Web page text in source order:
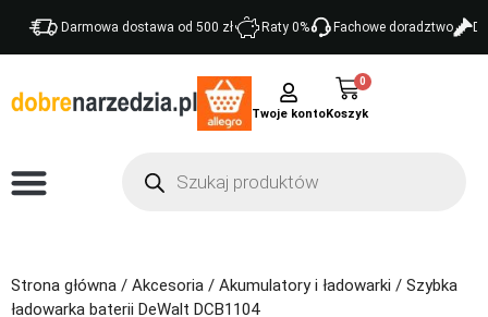
Darmowa dostawa od 500 zł Raty 0% Fachowe doradztwo
Twoje konto
0
Strona główna / Akcesoria / Akumulatory i ładowarki / Szybka
ładowarka baterii DeWalt DCB1104